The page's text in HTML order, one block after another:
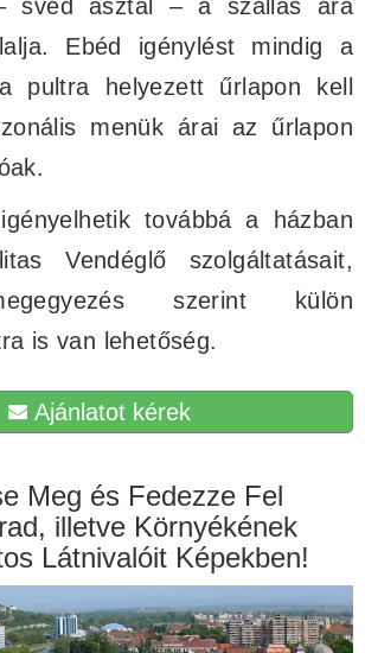
svéd asztal – a szállás ára
Ebéd igénylést mindig a
pultra helyezett űrlapon kell
menük árai az űrlapon
továbbá a házban
Vendéglő szolgáltatásait,
szerint külön
is van lehetőség.
Ajánlatot kérek
Meg és Fedezze Fel
illetve Környékének
Látnivalóit Képekben!